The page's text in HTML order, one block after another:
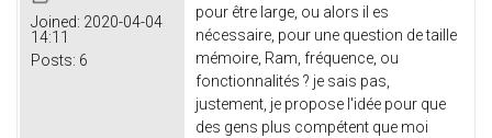
Joined: 2020-04-04
14:11
Posts: 6
pour être large, ou alors il es
nécessaire, pour une question de taille
mémoire, Ram, fréquence, ou
fonctionnalités ? je sais pas,
justement, je propose l'idée pour que
des gens plus compétent que moi